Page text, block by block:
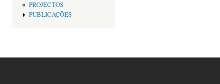
PROJECTOS
PUBLICAÇÕES